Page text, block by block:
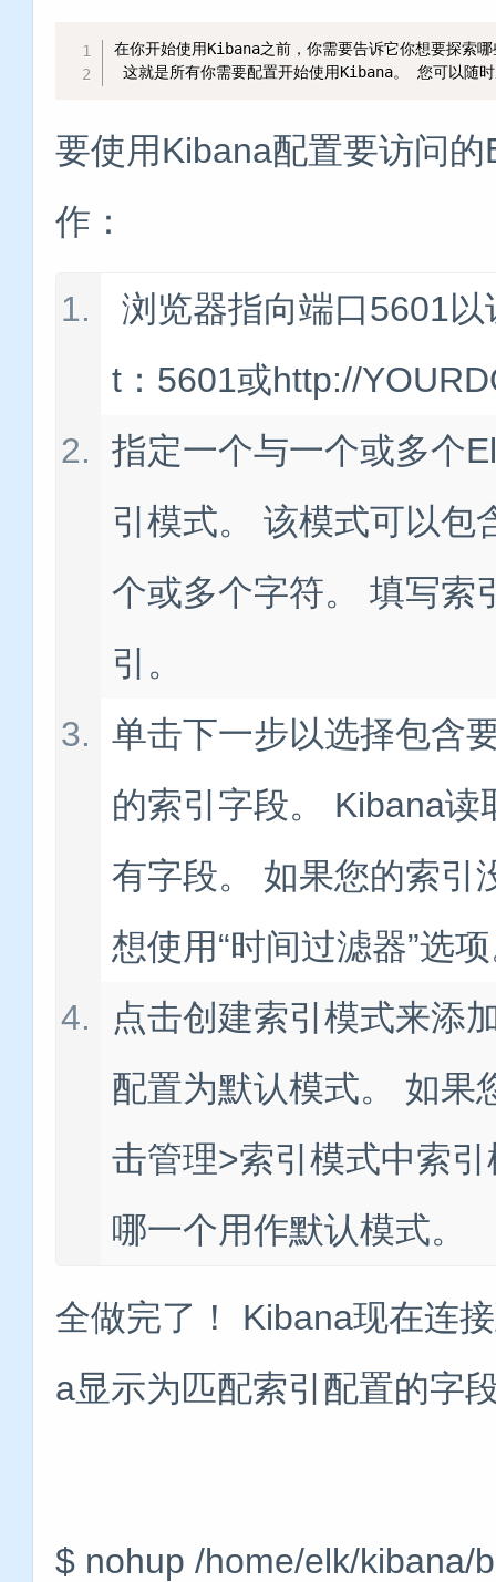
在你开始使用Kibana之前，你需要告诉它你想要探
这就是所有你需要配置开始使用Kibana。 您可以随
要使用Kibana配置要访问
作：
浏览器指向端口5601
t：5601或http://
指定一个与一个或多个
引模式。 该模式可以包
个或多个字符。 填写索
引。
单击下一步以选择包含
的索引字段。 Kibana
有字段。 如果您的索引
想使用“时间过滤器”选
点击创建索引模式来添
配置为默认模式。 如果
击管理>索引模式中索
哪一个用作默认模式。
全做完了！ Kibana现在连
a显示为匹配索引配置的字
$ nohup /home/elk/